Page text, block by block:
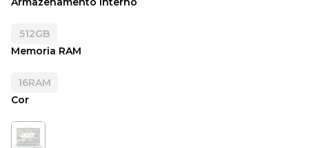
512GB
Memoria RAM
16RAM
Cor